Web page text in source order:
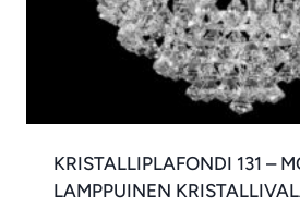
KRISTALLIPLAFONDI 131 –
LAMPPUINEN